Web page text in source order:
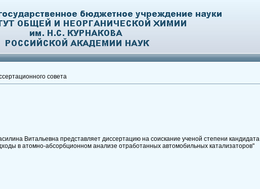
совета
Витальевна представляет диссертацию на соискание ученой степени кандидата
в атомно-абсорбционном анализе отработанных автомобильных катализаторов"